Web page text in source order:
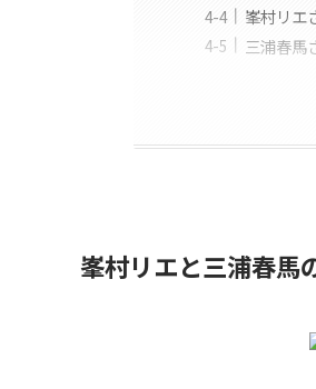
峯村リエ
三浦春馬
峯村リエと三浦春馬